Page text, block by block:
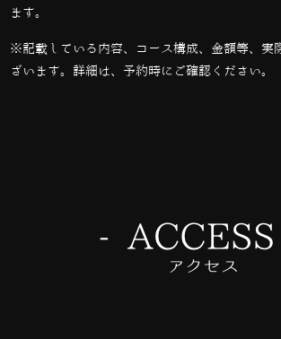
ます。
※記載している内容、コース構成、金額等、実
ざいます。詳細は、予約時にご確認ください。